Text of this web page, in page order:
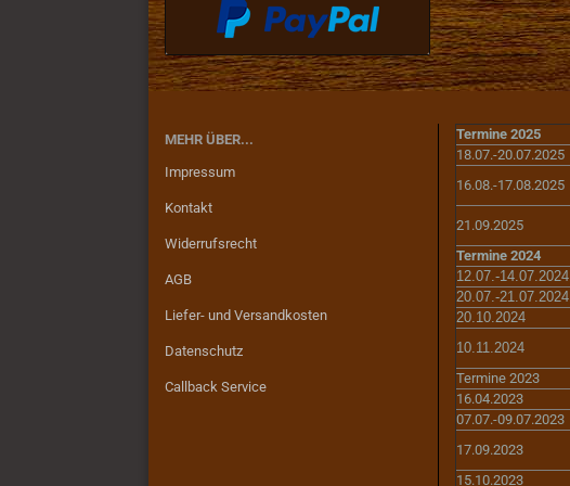
MEHR ÜBER...
Impressum
Kontakt
Widerrufsrecht
AGB
Liefer- und Versandkosten
Datenschutz
Callback Service
Termine 2025
18.07.-20.07.2025
16.08.-17.08.2025
21.09.2025
Termine 2024
12.07.-14.07.2024
20.07.-21.07.2024
20.10.2024
10.11.2024
Termine 2023
16.04.2023
07.07.-09.07.2023
17.09.2023
15.10.2023